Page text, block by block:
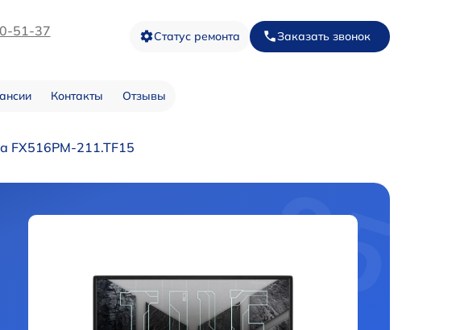
51-37 Статус ремонта Заказать звонок
Контакты Отзывы
FX516PM-211.TF15